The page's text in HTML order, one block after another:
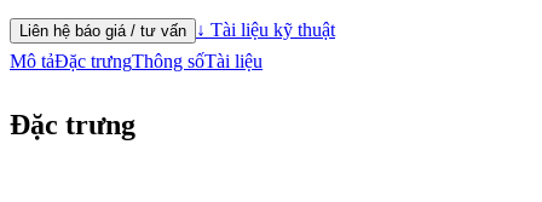
Liên hệ báo giá / tư vấn
↓ Tài liệu kỹ thuật
Mô tảĐặc trưngThông sốTài liệu
Đặc trưng